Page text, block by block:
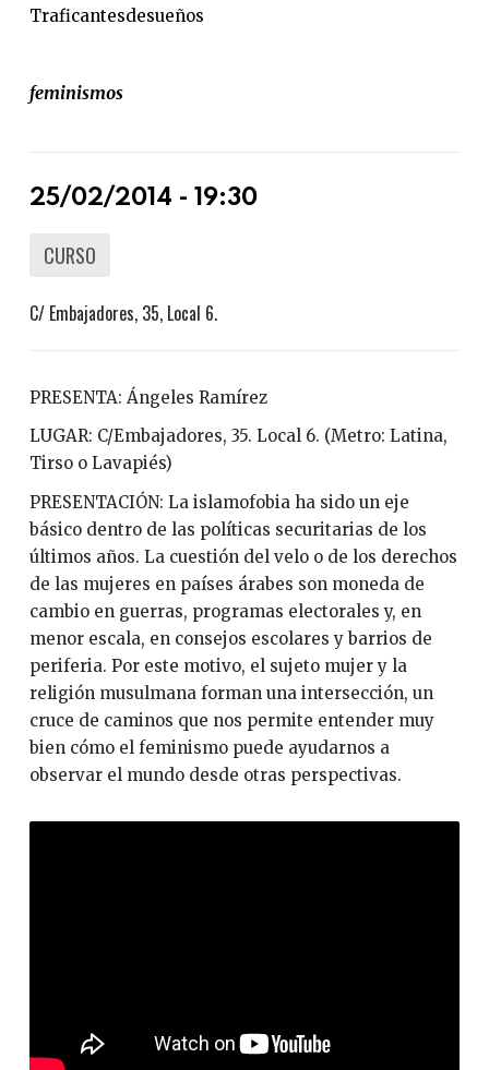
Traficantesdesueños
feminismos
25/02/2014 - 19:30
CURSO
C/ Embajadores, 35, Local 6.
PRESENTA: Ángeles Ramírez
LUGAR: C/Embajadores, 35. Local 6. (Metro: Latina,
Tirso o Lavapiés)
PRESENTACIÓN: La islamofobia ha sido un eje
básico dentro de las políticas securitarias de los
últimos años. La cuestión del velo o de los derechos
de las mujeres en países árabes son moneda de
cambio en guerras, programas electorales y, en
menor escala, en consejos escolares y barrios de
periferia. Por este motivo, el sujeto mujer y la
religión musulmana forman una intersección, un
cruce de caminos que nos permite entender muy
bien cómo el feminismo puede ayudarnos a
observar el mundo desde otras perspectivas.